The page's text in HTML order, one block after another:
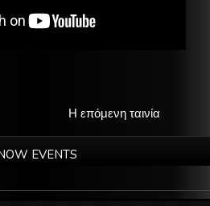
Η επόμενη ταινία
EVENTS